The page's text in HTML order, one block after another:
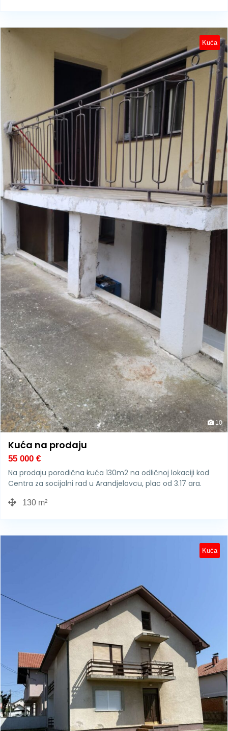
Kuća
10
Kuća na prodaju
55 000 €
Na prodaju porodična kuća 130m2 na odličnoj lokaciji kod
Centra za socijalni rad u Arandjelovcu, plac od 3.17 ara.
130 m²
Kuća